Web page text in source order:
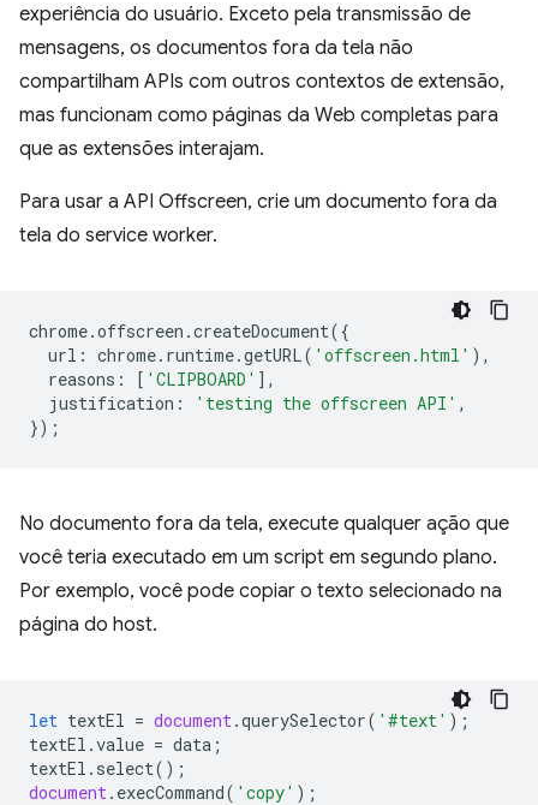
experiência do usuário. Exceto pela transmissão de
mensagens, os documentos fora da tela não
compartilham APIs com outros contextos de extensão,
mas funcionam como páginas da Web completas para
que as extensões interajam.
Para usar a API Offscreen, crie um documento fora da
tela do service worker.
chrome.offscreen .createDocument({
url : chrome. runtime.getURL( 'offscreen.html' ),
reasons : [ 'CLIPBOARD' ],
justification : 'testing the offscreen API' ,
});
No documento fora da tela, execute qualquer ação que
você teria executado em um script em segundo plano.
Por exemplo, você pode copiar o texto selecionado na
página do host.
let textEl = document.querySelector( '#text' );
textEl .value = data ;
textEl . select();
document. execCommand( 'copy' );